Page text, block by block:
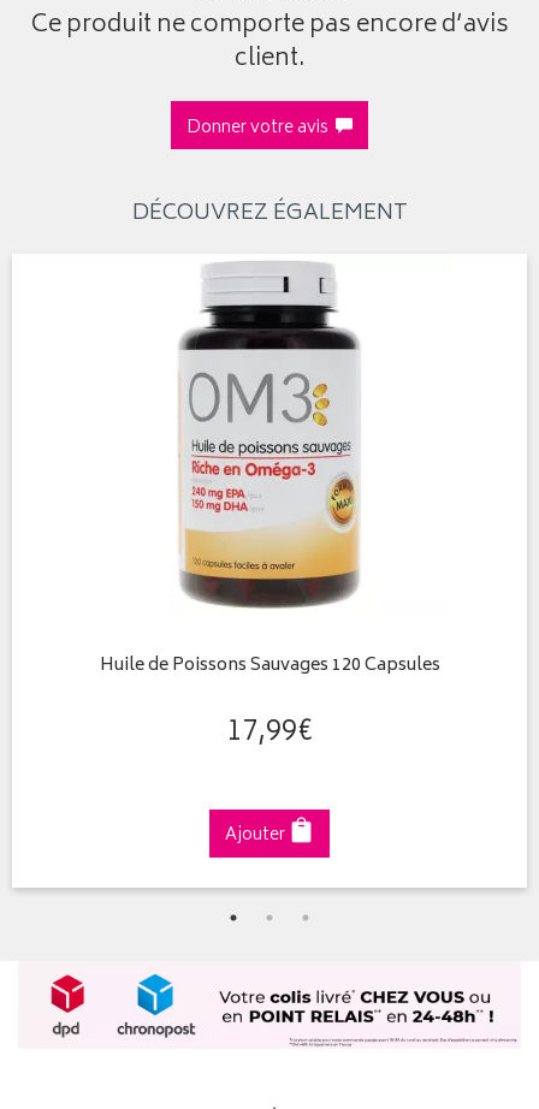
Ce produit ne comporte pas encore d’avis
client.
Donner votre avis
DÉCOUVREZ ÉGALEMENT
Huile de Poissons Sauvages 120 Capsules
17,99€
Ajouter